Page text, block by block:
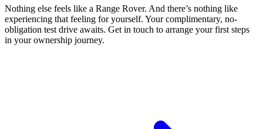
Nothing else feels like a Range Rover. And there’s nothing like
experiencing that feeling for yourself. Your complimentary, no-
obligation test drive awaits. Get in touch to arrange your first steps
in your ownership journey.